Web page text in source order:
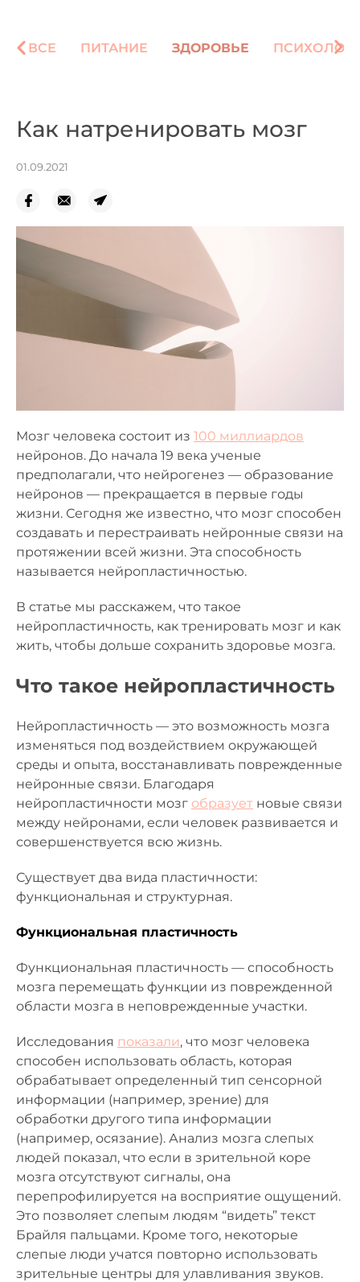
ВСЕ ПИТАНИЕ ЗДОРОВЬЕ
Как натренировать мозг
01.09.2021
Мозг человека состоит из 100 миллиардов
нейронов. До начала 19 века ученые
предполагали, что нейрогенез — образование
нейронов — прекращается в первые годы
жизни. Сегодня же известно, что мозг способен
создавать и перестраивать нейронные связи на
протяжении всей жизни. Эта способность
называется нейропластичностью.
В статье мы расскажем, что такое
нейропластичность, как тренировать мозг и как
жить, чтобы дольше сохранить здоровье мозга.
Что такое нейропластичность
Нейропластичность — это возможность мозга
изменяться под воздействием окружающей
среды и опыта, восстанавливать поврежденные
нейронные связи. Благодаря
нейропластичности мозг образует новые связи
между нейронами, если человек развивается и
совершенствуется всю жизнь.
Существует два вида пластичности:
функциональная и структурная.
Функциональная пластичность
Функциональная пластичность — способность
мозга перемещать функции из поврежденной
области мозга в неповрежденные участки.
Исследования показали, что мозг человека
способен использовать область, которая
обрабатывает определенный тип сенсорной
информации (например, зрение) для
обработки другого типа информации
(например, осязание). Анализ мозга слепых
людей показал, что если в зрительной коре
мозга отсутствуют сигналы, она
перепрофилируется на восприятие ощущений.
Это позволяет слепым людям “видеть” текст
Брайля пальцами. Кроме того, некоторые
слепые люди учатся повторно использовать
зрительные центры для улавливания звуков.